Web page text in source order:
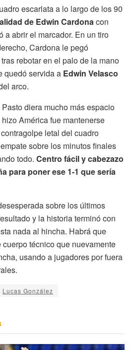
escarlata a lo largo de los 90
de Edwin Cardonacon
a abrir el marcador. En un tiro
Cardona le pegó
rebotar en el palo de la mano
quedó servida a Edwin Velasco
arco.
diera mucho más espacio
América fue mantenerse
letal del cuadro
sobre los minutos finales
todo. Centro fácil y cabezazo
para poner ese 1-1 que sería
sobre los últimos
y la historia terminó con
nada al hincha. Habrá que
técnico que nuevamente
usando a jugadores por fuera
Lucas González